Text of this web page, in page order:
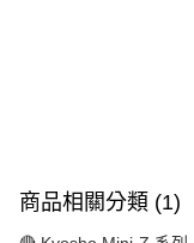
商品相關分類 (1)